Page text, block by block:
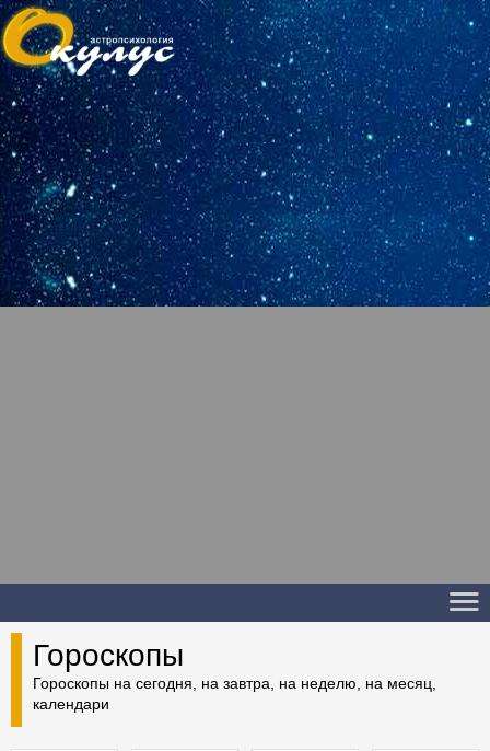
Гороскопы
Гороскопы на сегодня, на завтра, на неделю, на месяц,
календари